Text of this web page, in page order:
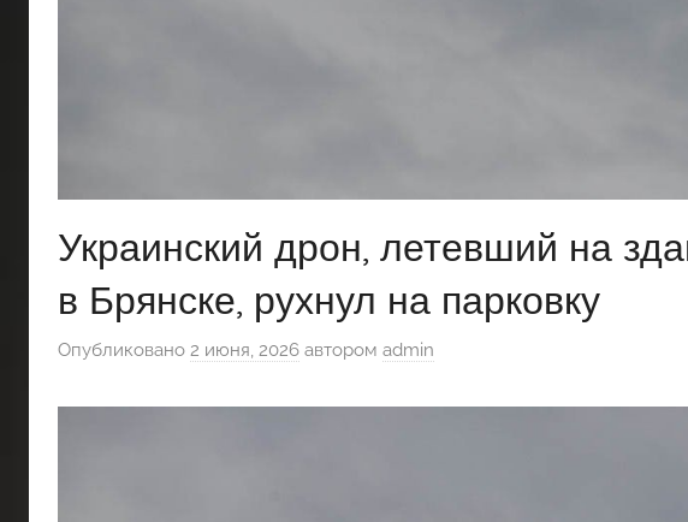
Украинский дрон, летевший на
в Брянске, рухнул на парковку
Опубликовано 2 июня, 2026 автором admin